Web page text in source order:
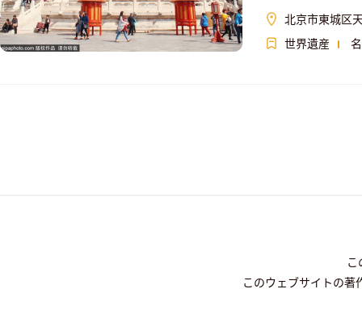
北京市東城区
世界遺産
このウェブサイトの